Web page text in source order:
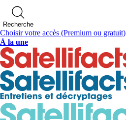
Recherche
Choisir votre accès (Premium ou gratuit)
À la une